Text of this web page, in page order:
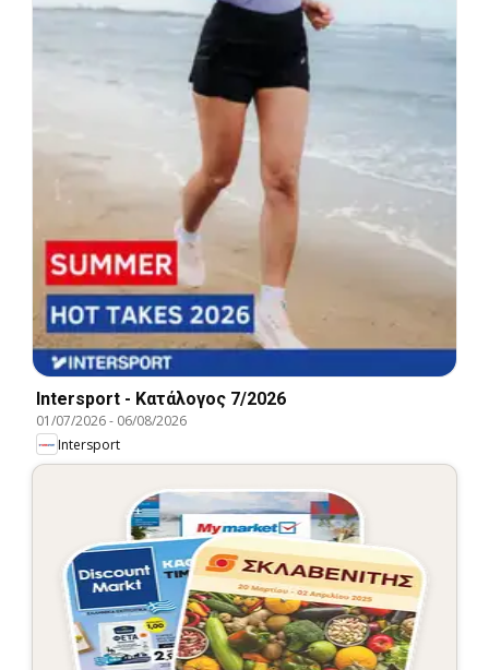
Intersport - Kατάλογος 7/2026
01/07/2026- 06/08/2026
Intersport